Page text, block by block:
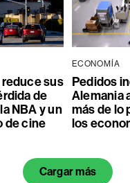
sus
de
NBA y un
de cine
ECONOMÍA
Pedidos
Alemania
más de lo
los
Cargar más